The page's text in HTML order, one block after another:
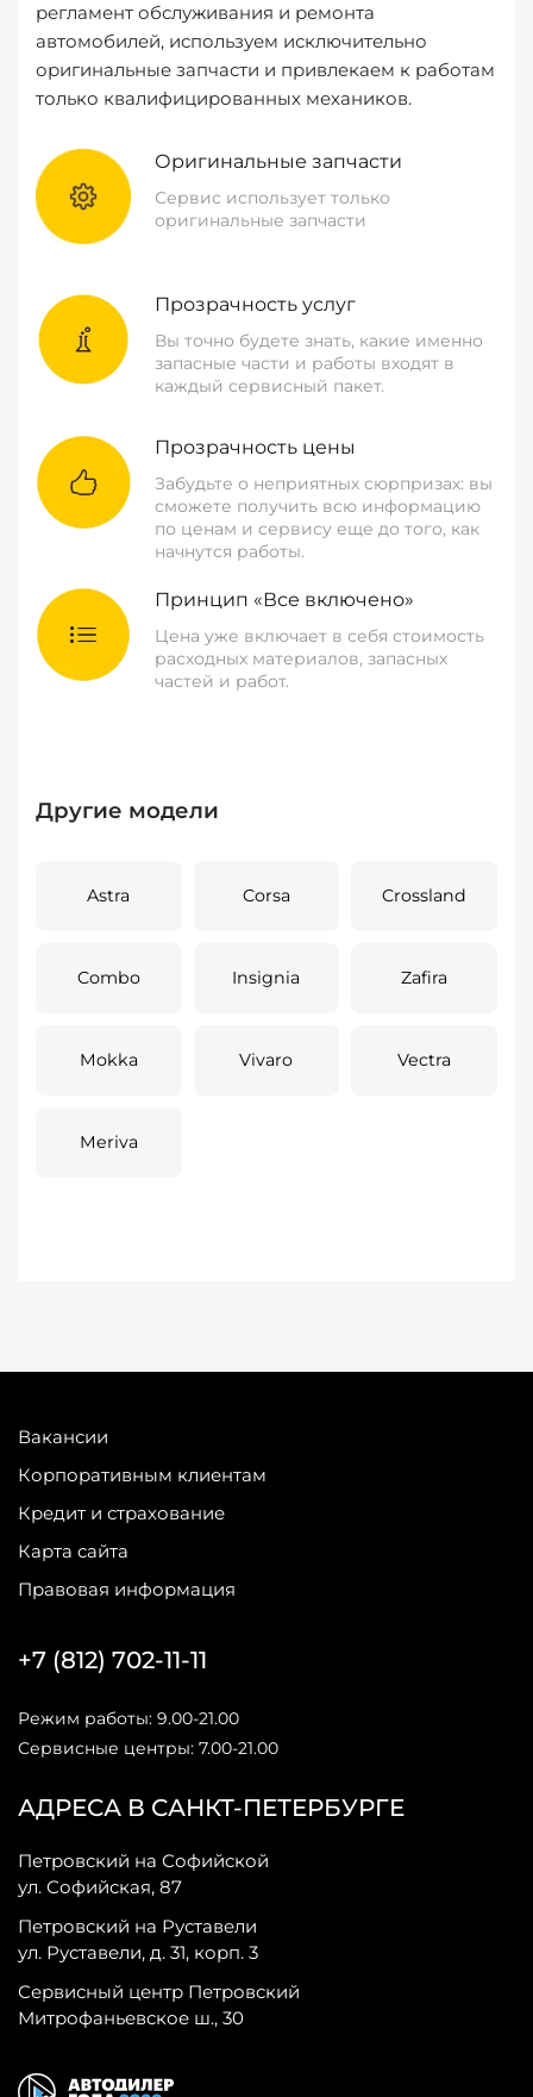
регламент обслуживания и ремонта
автомобилей, используем исключительно
оригинальные запчасти и привлекаем к работам
только квалифицированных механиков.
Оригинальные запчасти
Сервис использует только
оригинальные запчасти
Прозрачность услуг
Вы точно будете знать, какие именно
запасные части и работы входят в
каждый сервисный пакет.
Прозрачность цены
Забудьте о неприятных сюрпризах: вы
сможете получить всю информацию
по ценам и сервису еще до того, как
начнутся работы.
Принцип «Все включено»
Цена уже включает в себя стоимость
расходных материалов, запасных
частей и работ.
Другие модели
Astra Corsa Crossland
Combo Insignia Zafira
Mokka Vivaro Vectra
Meriva
Вакансии
Корпоративным клиентам
Кредит и страхование
Карта сайта
Правовая информация
АДРЕСА В САНКТ-ПЕТЕРБУРГЕ
Петровский на Софийской
ул. Софийская, 87
Петровский на Руставели
ул. Руставели, д. 31, корп. 3
Сервисный центр Петровский
Митрофаньевское ш., 30
+7 (812) 702-11-11
Режим работы: 9.00-21.00
Сервисные центры: 7.00-21.00